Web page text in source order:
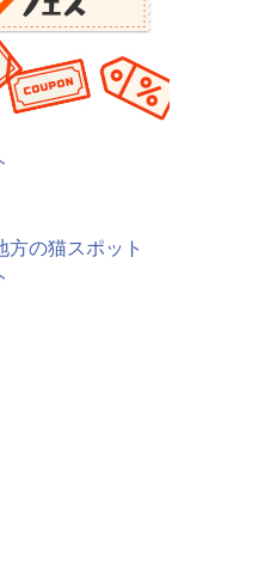
の猫スポット